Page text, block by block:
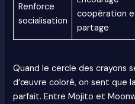
Renforce
socialisation
coopération
partage
Quand le cercle des crayons
d’œuvre coloré, on sent que
parfait. Entre Mojito et